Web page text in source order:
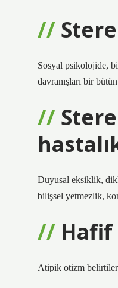
Sosyal psikolojide,
davranışları bir
Duyusal eksiklik,
bilişsel yetmezlik,
Atipik otizm